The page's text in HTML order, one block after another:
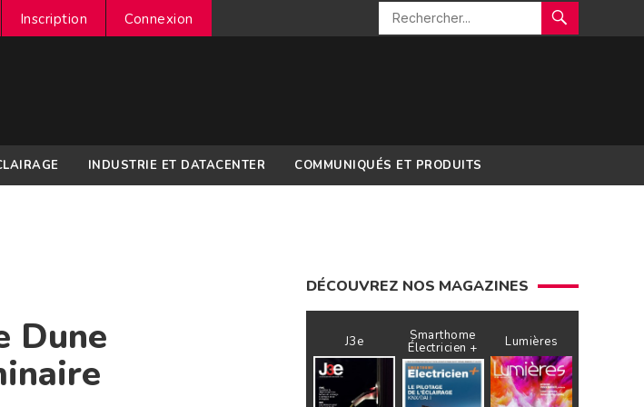
Inscription Connexion
INDUSTRIE ET DATACENTER COMMUNIQUÉS ET PRODUITS
Dune
DÉCOUVREZ NOS MAGAZINES
J3e Smarthome
Électricien + Lumières